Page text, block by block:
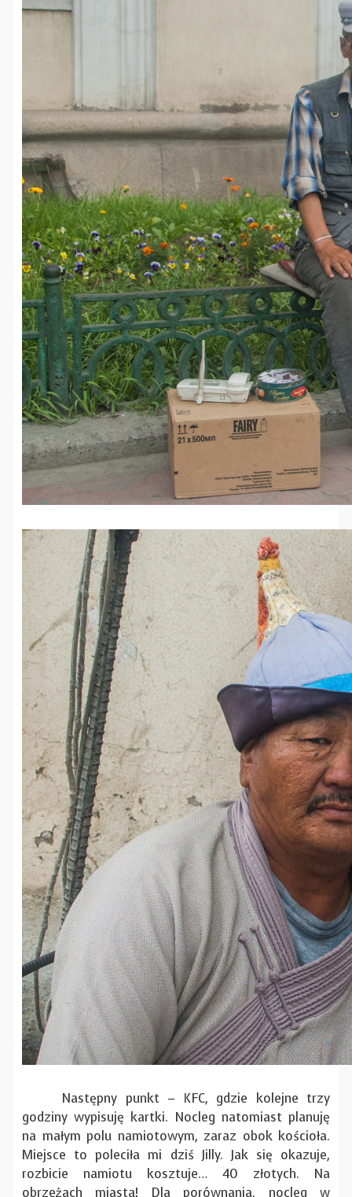
Następny punkt – KFC, gdzie kolejne trzy
godziny wypisuję kartki. Nocleg natomiast planuję
na małym polu namiotowym, zaraz obok kościoła.
Miejsce to poleciła mi dziś Jilly. Jak się okazuje,
rozbicie namiotu kosztuje… 40 złotych. Na
obrzeżach miasta! Dla porównania, nocleg w